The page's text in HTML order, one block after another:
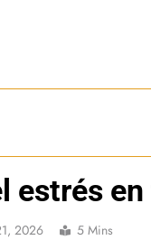
estrés
2026 5 Mins